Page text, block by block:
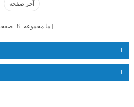
آخر صفحة
ما مجموعه 8